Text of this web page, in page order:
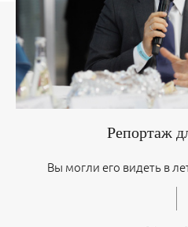
Репортаж
Вы могли его видеть в